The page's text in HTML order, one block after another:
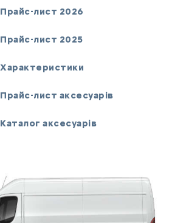
Прайс-лист 2026
Прайс-лист 2025
Характеристики
Прайс-лист аксесуарів
Каталог аксесуарів